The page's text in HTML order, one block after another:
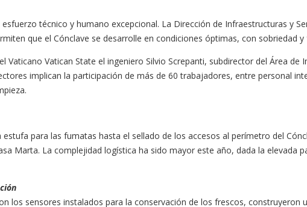
técnico y humano excepcional. La Dirección de Infraestructuras y
que el Cónclave se desarrolle en condiciones óptimas, con sobriedad y
Vaticano Vatican State el ingeniero Silvio Screpanti, subdirector del Área
implican la participación de más de 60 trabajadores, entre personal
para las fumatas hasta el sellado de los accesos al perímetro del
Marta. La complejidad logística ha sido mayor este año, dada la elevada
los sensores instalados para la conservación de los frescos,